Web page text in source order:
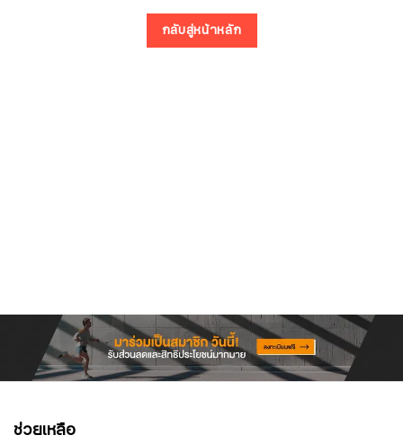
กลับสู่หน้าหลัก
ช่วยเหลือ